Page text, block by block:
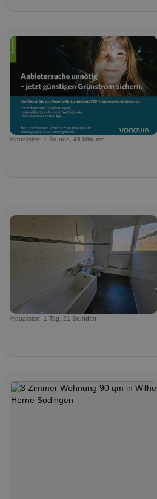
Aktualisiert: 1 Stunde, 46 Minuten
Aktualisiert: 1 Tag, 21 Stunden